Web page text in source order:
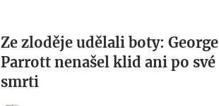
Ze zloděje udělali boty: George
Parrott nenašel klid ani po své
smrti